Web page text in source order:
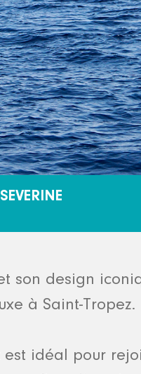
son design
à Saint-Tropez.
idéal pour